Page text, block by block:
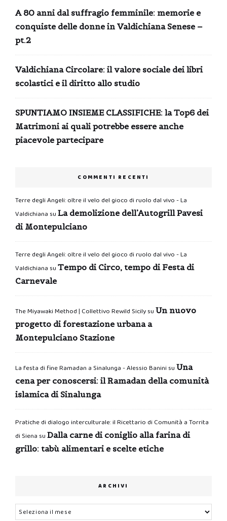
A 80 anni dal suffragio femminile: memorie e
conquiste delle donne in Valdichiana Senese –
pt.2
Valdichiana Circolare: il valore sociale dei libri
scolastici e il diritto allo studio
SPUNTIAMO INSIEME CLASSIFICHE: la Top6 dei
Matrimoni ai quali potrebbe essere anche
piacevole partecipare
COMMENTI RECENTI
Terre degli Angeli: oltre il velo del gioco di ruolo dal vivo - La
Valdichiana su La demolizione dell’Autogrill Pavesi
di Montepulciano
Terre degli Angeli: oltre il velo del gioco di ruolo dal vivo - La
Valdichiana su Tempo di Circo, tempo di Festa di
Carnevale
The Miyawaki Method | Collettivo Rewild Sicilysu Un nuovo
progetto di forestazione urbana a
Montepulciano Stazione
La festa di fine Ramadan a Sinalunga - Alessio Banini su Una
cena per conoscersi: il Ramadan della comunità
islamica di Sinalunga
Pratiche di dialogo interculturale: il Ricettario di Comunità a Torrita
di Siena su Dalla carne di coniglio alla farina di
grillo: tabù alimentari e scelte etiche
ARCHIVI
Archivi